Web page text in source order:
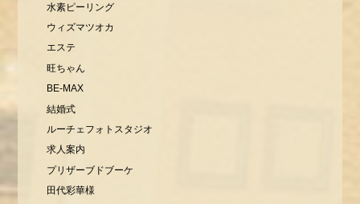
水素ピーリング
ウィズマツオカ
エステ
旺ちゃん
BE-MAX
結婚式
ルーチェフォトスタジオ
求人案内
プリザーブドブーケ
田代彩華様